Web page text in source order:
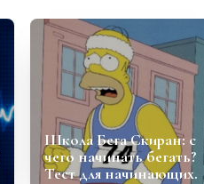
Школа Бега Скиран: с
чего начинать бегать?
Тест для начинающих.